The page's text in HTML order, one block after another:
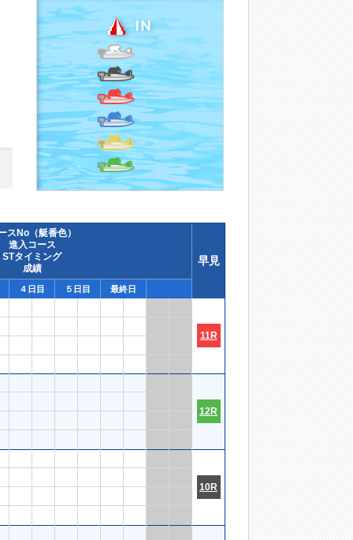
スNo（艇番色）
進入コース
STタイミング
成績
早見
４日目 ５日目 最終日
11R
12R
10R